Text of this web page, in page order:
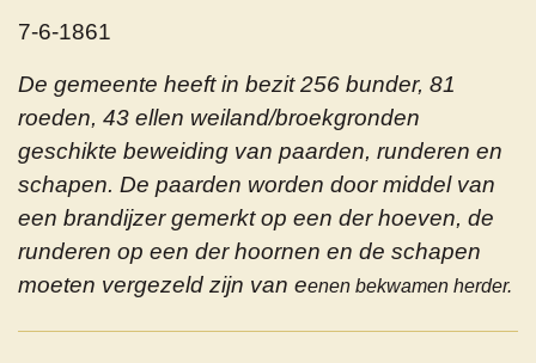
7-6-1861
De gemeente heeft in bezit 256 bunder, 81
roeden, 43 ellen weiland/broekgronden
geschikte beweiding van paarden, runderen en
schapen. De paarden worden door middel van
een brandijzer gemerkt op een der hoeven, de
runderen op een der hoornen en de schapen
moeten vergezeld zijn van eenen bekwamen herder.